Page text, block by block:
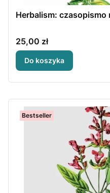
Herbalism: czasopismo
Cena
25,00 zł
Do koszyka
Bestseller